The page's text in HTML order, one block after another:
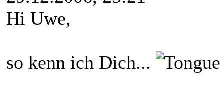
Hi Uwe,
so kenn ich Dich...